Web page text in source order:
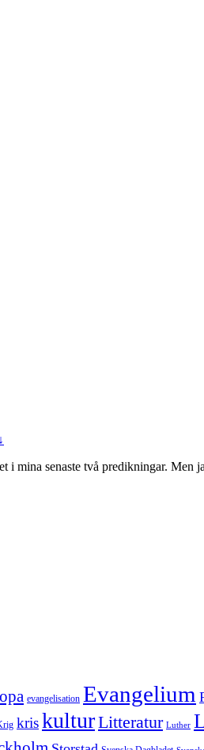
mina senaste två predikningar.
evangelisation Evangelium
kriskulturLitteratur Luther